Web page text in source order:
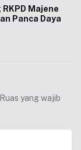
Majene
Panca Daya
Ruas yang wajib